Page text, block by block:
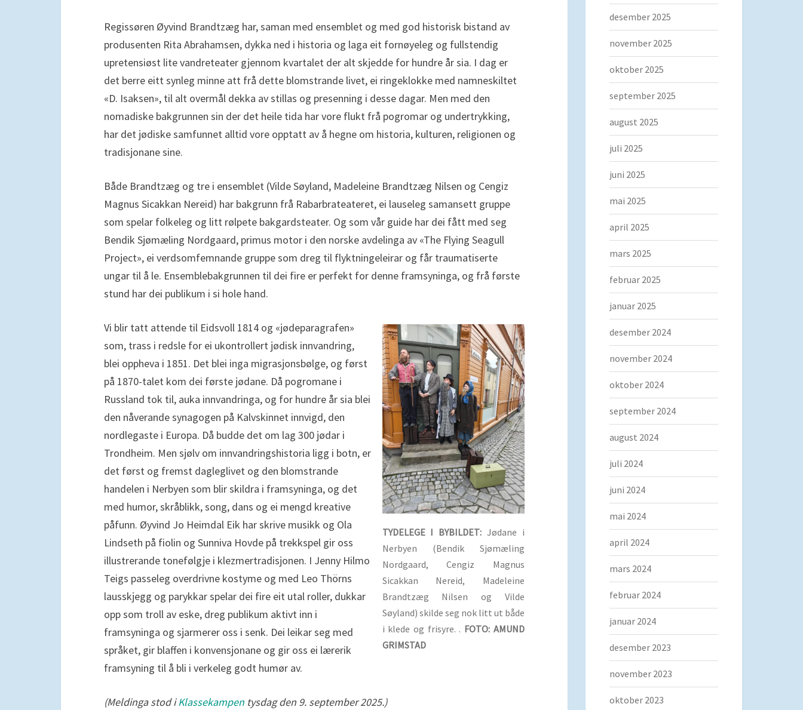
Regissøren Øyvind Brandtzæg har, saman med ensemblet og med god historisk bistand av
produsenten Rita Abrahamsen, dykka ned i historia og laga eit fornøyeleg og fullstendig
upretensiøst lite vandreteater gjennom kvartalet der alt skjedde for hundre år sia. I dag er
det berre eitt synleg minne att frå dette blomstrande livet, ei ringeklokke med namneskiltet
«D. Isaksen», til alt overmål dekka av stillas og presenning i desse dagar. Men med den
nomadiske bakgrunnen sin der det heile tida har vore flukt frå pogromar og undertrykking,
har det jødiske samfunnet alltid vore opptatt av å hegne om historia, kulturen, religionen og
tradisjonane sine.
Både Brandtzæg og tre i ensemblet (Vilde Søyland, Madeleine Brandtzæg Nilsen og Cengiz
Magnus Sicakkan Nereid) har bakgrunn frå Rabarbrateateret, ei lauseleg samansett gruppe
som spelar folkeleg og litt rølpete bakgardsteater. Og som vår guide har dei fått med seg
Bendik Sjømæling Nordgaard, primus motor i den norske avdelinga av «The Flying Seagull
Project», ei verdsomfemnande gruppe som dreg til flyktningeleirar og får traumatiserte
ungar til å le. Ensemblebakgrunnen til dei fire er perfekt for denne framsyninga, og frå første
stund har dei publikum i si hole hand.
TYDELEGE I BYBILDET: Jødane i
Nerbyen (Bendik Sjømæling
Nordgaard, Cengiz Magnus
Sicakkan Nereid, Madeleine
Brandtzæg Nilsen og Vilde
Søyland) skilde seg nok litt ut både
i klede og frisyre. . FOTO: AMUND
GRIMSTAD
Vi blir tatt attende til Eidsvoll 1814 og «jødeparagrafen»
som, trass i redsle for ei ukontrollert jødisk innvandring,
blei oppheva i 1851. Det blei inga migrasjonsbølge, og først
på 1870-talet kom dei første jødane. Då pogromane i
Russland tok til, auka innvandringa, og for hundre år sia blei
den nåverande synagogen på Kalvskinnet innvigd, den
nordlegaste i Europa. Då budde det om lag 300 jødar i
Trondheim. Men sjølv om innvandringshistoria ligg i botn, er
det først og fremst dagleglivet og den blomstrande
handelen i Nerbyen som blir skildra i framsyninga, og det
med humor, skråblikk, song, dans og ei mengd kreative
påfunn. Øyvind Jo Heimdal Eik har skrive musikk og Ola
Lindseth på fiolin og Sunniva Hovde på trekkspel gir oss
illustrerande tonefølgje i klezmertradisjonen. I Jenny Hilmo
Teigs passeleg overdrivne kostyme og med Leo Thörns
lausskjegg og parykkar spelar dei fire eit utal roller, dukkar
opp som troll av eske, dreg publikum aktivt inn i
framsyninga og sjarmerer oss i senk. Dei leikar seg med
språket, gir blaffen i konvensjonane og gir oss ei lærerik
framsyning til å bli i verkeleg godt humør av.
(Meldinga stod iKlassekampen tysdag den 9. september 2025.)
desember 2025
november 2025
oktober 2025
september 2025
august 2025
juli 2025
juni 2025
mai 2025
april 2025
mars 2025
februar 2025
januar 2025
desember 2024
november 2024
oktober 2024
september 2024
august 2024
juli 2024
juni 2024
mai 2024
april 2024
mars 2024
februar 2024
januar 2024
desember 2023
november 2023
oktober 2023